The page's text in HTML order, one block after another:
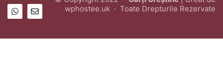
wphostee.uk · Toate Drepturile Rezervate